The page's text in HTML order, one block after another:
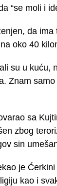
“se moli i
da
oko 40
su u kuću,
Znam
sa
zbog
sin
je
kao i